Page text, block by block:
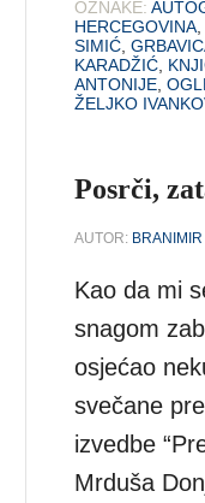
OZNAKE:
HERCEGOVINA,
SIMIĆ,
KARADŽIĆ,
ANTONIJE,
ŽELJKO
Posrči,
AUTOR:
Kao da mi
snagom
osjećao
svečane
izvedbe
Mrduša